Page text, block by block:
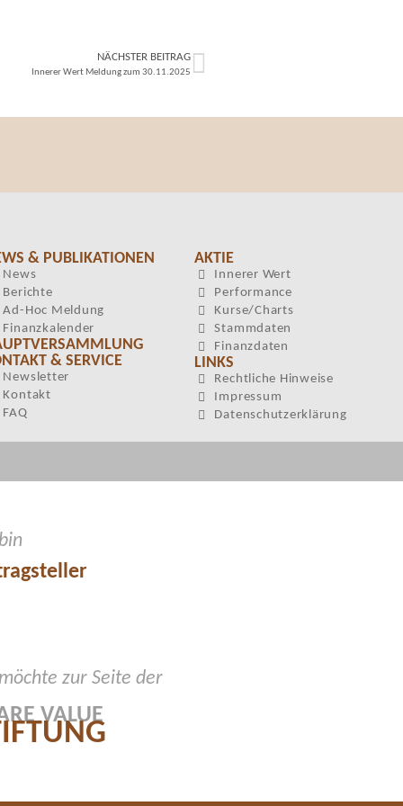
NÄCHSTER BEITRAG
Innerer Wert Meldung zum 30.11.2025
& PUBLIKATIONEN
News
Berichte
Ad-Hoc Meldung
Finanzkalender
& SERVICE
Newsletter
Kontakt
FAQ
AKTIE
Innerer Wert
Performance
Kurse/Charts
Stammdaten
Finanzdaten
LINKS
Rechtliche Hinweise
Impressum
Datenschutzerklärung
zur Seite der
VALUE